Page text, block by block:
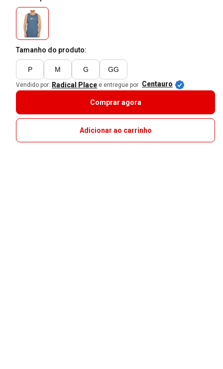
Tamanho do produto:
P M G GG
Vendido por: Radical Place e entregue por Centauro
Comprar agora
Adicionar ao carrinho